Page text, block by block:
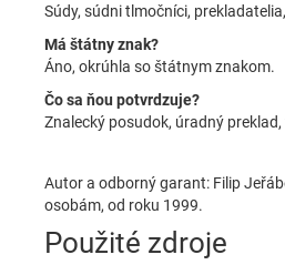
Súdy, súdni tlmočníci,
Má štátny znak?
Áno, okrúhla so štátnym znakom.
Čo sa ňou potvrdzuje?
Znalecký posudok, úradný
Autor a odborný garant: Filip
osobám, od roku 1999.
Použité zdroje